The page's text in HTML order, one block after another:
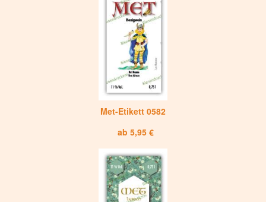
Met-Etikett 0582
ab 5,95 €